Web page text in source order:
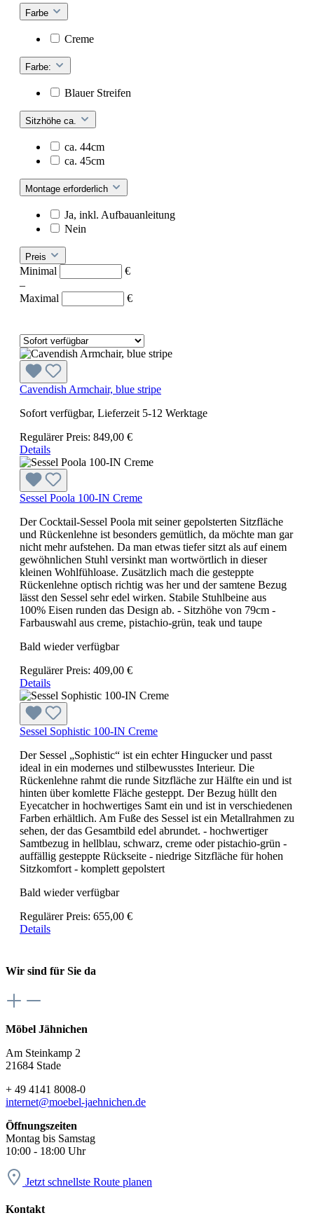
Farbe
Creme
Farbe:
Blauer Streifen
Sitzhöhe ca.
ca. 44cm
ca. 45cm
Montage erforderlich
Ja, inkl. Aufbauanleitung
Nein
Preis
Minimal
€
–
Maximal
€
Cavendish Armchair, blue stripe
Sofort verfügbar, Lieferzeit 5-12 Werktage
Regulärer Preis: 849,00 €
Details
Sessel Poola 100-IN Creme
Der Cocktail-Sessel Poola mit seiner gepolsterten Sitzfläche
und Rückenlehne ist besonders gemütlich, da möchte man gar
nicht mehr aufstehen. Da man etwas tiefer sitzt als auf einem
gewöhnlichen Stuhl versinkt man wortwörtlich in dieser
kleinen Wohlfühloase. Zusätzlich mach die gesteppte
Rückenlehne optisch richtig was her und der samtene Bezug
lässt den Sessel sehr edel wirken. Stabile Stuhlbeine aus
100% Eisen runden das Design ab. - Sitzhöhe von 79cm -
Farbauswahl aus creme, pistachio-grün, teak und taupe
Bald wieder verfügbar
Regulärer Preis: 409,00 €
Details
Sessel Sophistic 100-IN Creme
Der Sessel „Sophistic“ ist ein echter Hingucker und passt
ideal in ein modernes und stilbewusstes Interieur. Die
Rückenlehne rahmt die runde Sitzfläche zur Hälfte ein und ist
hinten über komlette Fläche gesteppt. Der Bezug hüllt den
Eyecatcher in hochwertiges Samt ein und ist in verschiedenen
Farben erhältlich. Am Fuße des Sessel ist ein Metallrahmen zu
sehen, der das Gesamtbild edel abrundet. - hochwertiger
Samtbezug in hellblau, schwarz, creme oder pistachio-grün -
auffällig gesteppte Rückseite - niedrige Sitzfläche für hohen
Sitzkomfort - komplett gepolstert
Bald wieder verfügbar
Regulärer Preis: 655,00 €
Details
Wir sind für Sie da
Möbel Jähnichen
Am Steinkamp 2
21684 Stade
+ 49 4141 8008-0
internet@moebel-jaehnichen.de
Öffnungszeiten
Montag bis Samstag
10:00 - 18:00 Uhr
Jetzt schnellste Route planen
Kontakt